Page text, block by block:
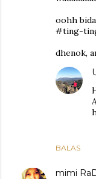
oohh
#ting-
dhenok,
BALAS
mimi